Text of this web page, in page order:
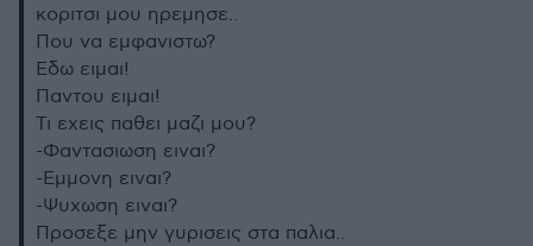
κοριτσι μου ηρεμησε..
Που να εμφανιστω?
Εδω ειμαι!
Παντου ειμαι!
Τι εχεις παθει μαζι μου?
-Φαντασιωση ειναι?
-Εμμονη ειναι?
-Ψυχωση ειναι?
Προσεξε μην γυρισεις στα παλια..